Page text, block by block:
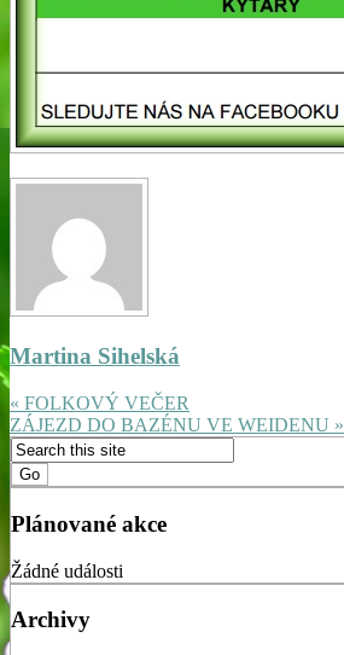
Martina Sihelská
« FOLKOVÝ VEČER
ZÁJEZD DO BAZÉNU VE WEIDENU »
Plánované akce
Žádné události
Archivy